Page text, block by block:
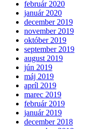
február 2020
január 2020
december 2019
november 2019
október 2019
september 2019
august 2019
jún 2019
máj 2019
apríl 2019
marec 2019
február 2019
január 2019
december 2018